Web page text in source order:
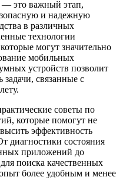
— это важный этап,
и надежную
в различных
технологии
могут значительно
мобильных
устройств позволит
задачи, связанные с
советы по
которые помогут не
эффективность
диагностики состояния
приложений до
поиска качественных
более удобным и менее